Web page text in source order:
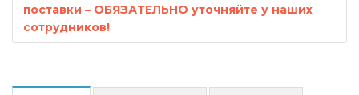
поставки – ОБЯЗАТЕЛЬНО уточняйте у наших
сотрудников!